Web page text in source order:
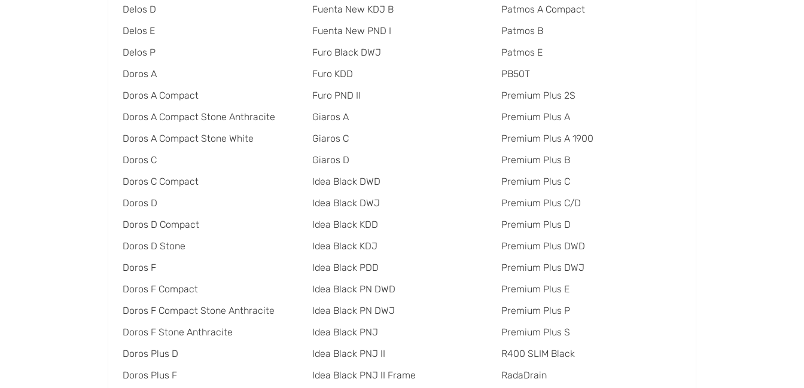
Delos D
Delos E
Delos P
Doros A
Doros A Compact
Doros A Compact Stone Anthracite
Doros A Compact Stone White
Doros C
Doros C Compact
Doros D
Doros D Compact
Doros D Stone
Doros F
Doros F Compact
Doros F Compact Stone Anthracite
Doros F Stone Anthracite
Doros Plus D
Doros Plus F
Fuenta New KDJ B
Fuenta New PND I
Furo Black DWJ
Furo KDD
Furo PND II
Giaros A
Giaros C
Giaros D
Idea Black DWD
Idea Black DWJ
Idea Black KDD
Idea Black KDJ
Idea Black PDD
Idea Black PN DWD
Idea Black PN DWJ
Idea Black PNJ
Idea Black PNJ II
Idea Black PNJ II Frame
Patmos A Compact
Patmos B
Patmos E
PB50T
Premium Plus 2S
Premium Plus A
Premium Plus A 1900
Premium Plus B
Premium Plus C
Premium Plus C/D
Premium Plus D
Premium Plus DWD
Premium Plus DWJ
Premium Plus E
Premium Plus P
Premium Plus S
R400 SLIM Black
RadаDrain